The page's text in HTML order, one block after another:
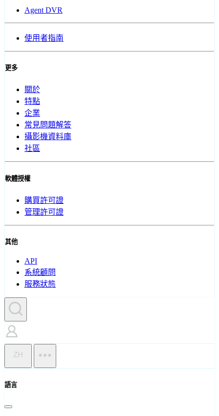
Agent DVR
使用者指南
更多
關於
特點
企業
常見問題解答
攝影機資料庫
社區
軟體授權
購買許可證
管理許可證
其他
API
系統顧問
服務狀態
ZH
語言